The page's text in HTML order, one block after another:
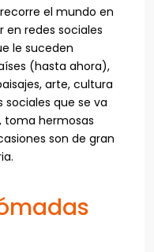
el mundo en
redes sociales
le suceden
(hasta ahora),
arte, cultura
que se va
toma hermosas
son de gran